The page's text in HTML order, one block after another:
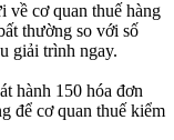
cơ quan thuế hàng
thường so với số
giải trình ngay.
hành 150 hóa đơn
để cơ quan thuế kiểm